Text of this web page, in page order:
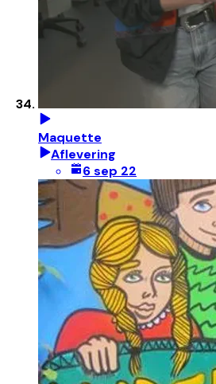
Maquette
Aflevering
6 sep 22